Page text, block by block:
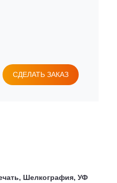
СДЕЛАТЬ ЗАКАЗ
Шелкография, УФ